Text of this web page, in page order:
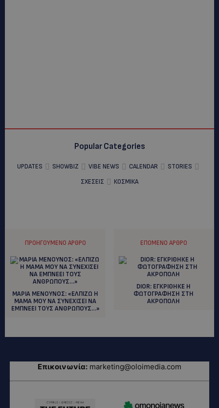
Popular Categories
UPDATES SHOWBIZ VIBE NEWS CALENDAR
STORIES
ΣΧΕΣΕΙΣ
ΚΟΣΜΙΚΑ
ΠΡΟΗΓΟΎΜΕΝΟ ΆΡΘΡΟ
MAΡΙΑ ΜΕΝΟΥΝΟΣ: «ΕΛΠΙΖΩ Η
ΜΑΜΑ ΜΟΥ ΝΑ ΣΥΝΕΧΙΣΕΙ ΝΑ
ΕΜΠΝΕΕΙ ΤΟΥΣ ΑΝΘΡΩΠΟΥΣ…»
ΕΠΌΜΕΝΟ ΆΡΘΡΟ
DIOR: EΓΚΡΙΘΗΚΕ Η
ΦΩΤΟΓΡΑΦΗΣΗ ΣΤΗ
ΑΚΡΟΠΟΛΗ
Επικοινωνία: marketing@oloimedia.com